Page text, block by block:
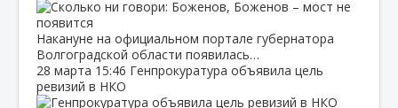
Накануне на официальном портале губернатора
Волгоградской области появилась…
28 марта 15:46 Генпрокуратура объявила цель
ревизий в НКО